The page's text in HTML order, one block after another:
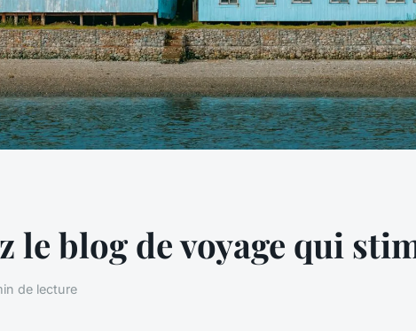
le blog de voyage qui
de lecture